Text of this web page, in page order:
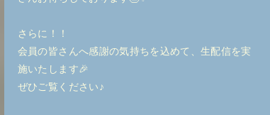
さらに！！
会員の皆さんへ感謝の気持ちを込めて、生配信を実
施いたします🎉
ぜひご覧ください♪